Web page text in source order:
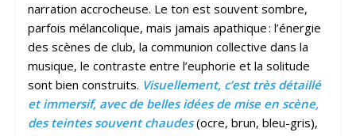
narration accrocheuse. Le ton est souvent sombre,
parfois mélancolique, mais jamais apathique : l’énergie
des scènes de club, la communion collective dans la
musique, le contraste entre l’euphorie et la solitude
sont bien construits. Visuellement, c’est très détaillé
et immersif, avec de belles idées de mise en scène,
des teintes souvent chaudes(ocre, brun, bleu-gris),